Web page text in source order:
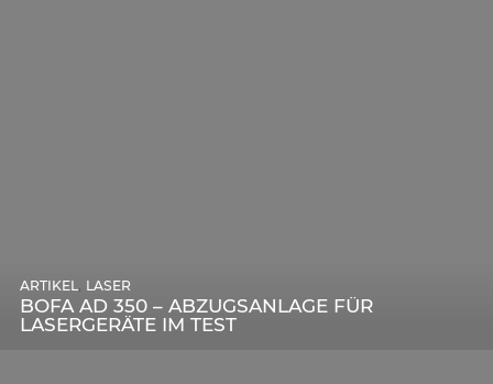
BOFA AD 350 – ABZUGSANLAGE FÜR
LASERGERÄTE IM TEST
ARTIKEL, LASER
DIE BEDEUTENDSTEN SCHRITTE ZUR
ERFOLGREICHEN MARKENBILDUNG IN DER
DIGITALEN ÄRA